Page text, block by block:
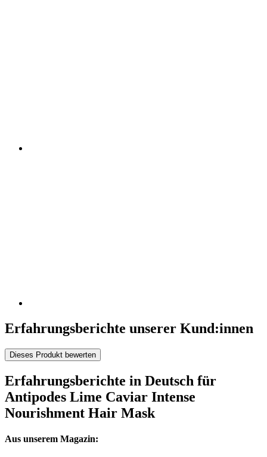
Erfahrungsberichte unserer Kund:innen
Dieses Produkt bewerten
Erfahrungsberichte in Deutsch für
Antipodes Lime Caviar Intense
Nourishment Hair Mask
Aus unserem Magazin: